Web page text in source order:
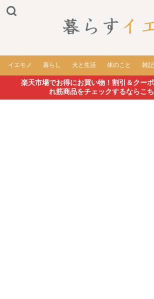
イエモノ 暮らし 犬と生活 体のこと 雑記
楽天市場でお得にお買い物！割引＆クー
れ筋商品をチェックするならこ